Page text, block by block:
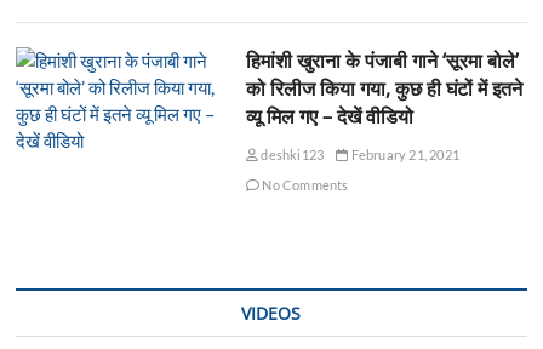
हिमांशी खुराना के पंजाबी गाने ‘सूरमा बोले’
को रिलीज किया गया, कुछ ही घंटों में इतने
व्यू मिल गए – देखें वीडियो
deshki123
February 21, 2021
No Comments
VIDEOS